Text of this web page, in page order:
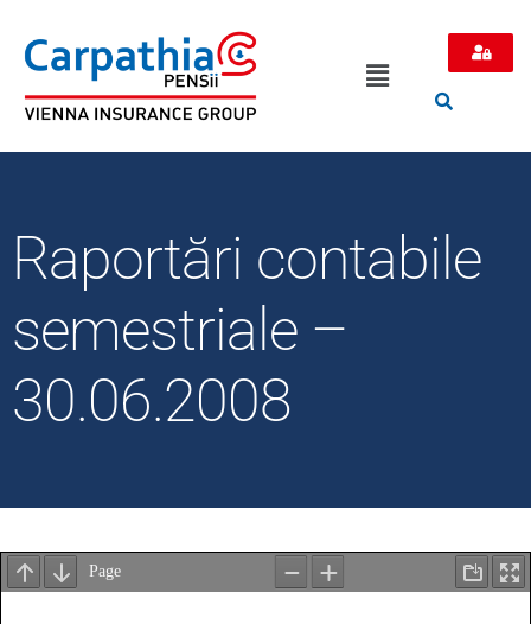
Raportări contabile
semestriale –
30.06.2008